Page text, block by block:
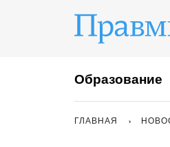
Образование
ГЛАВНАЯ